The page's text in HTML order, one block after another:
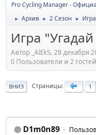
Pro Cycling Manager -
► Архив ► 2 Сезон ►
Игра
Автор _AlEkS, 28 декабря
0 Пользователи и 2
ВНИЗ Страницы 1
D1m0n89